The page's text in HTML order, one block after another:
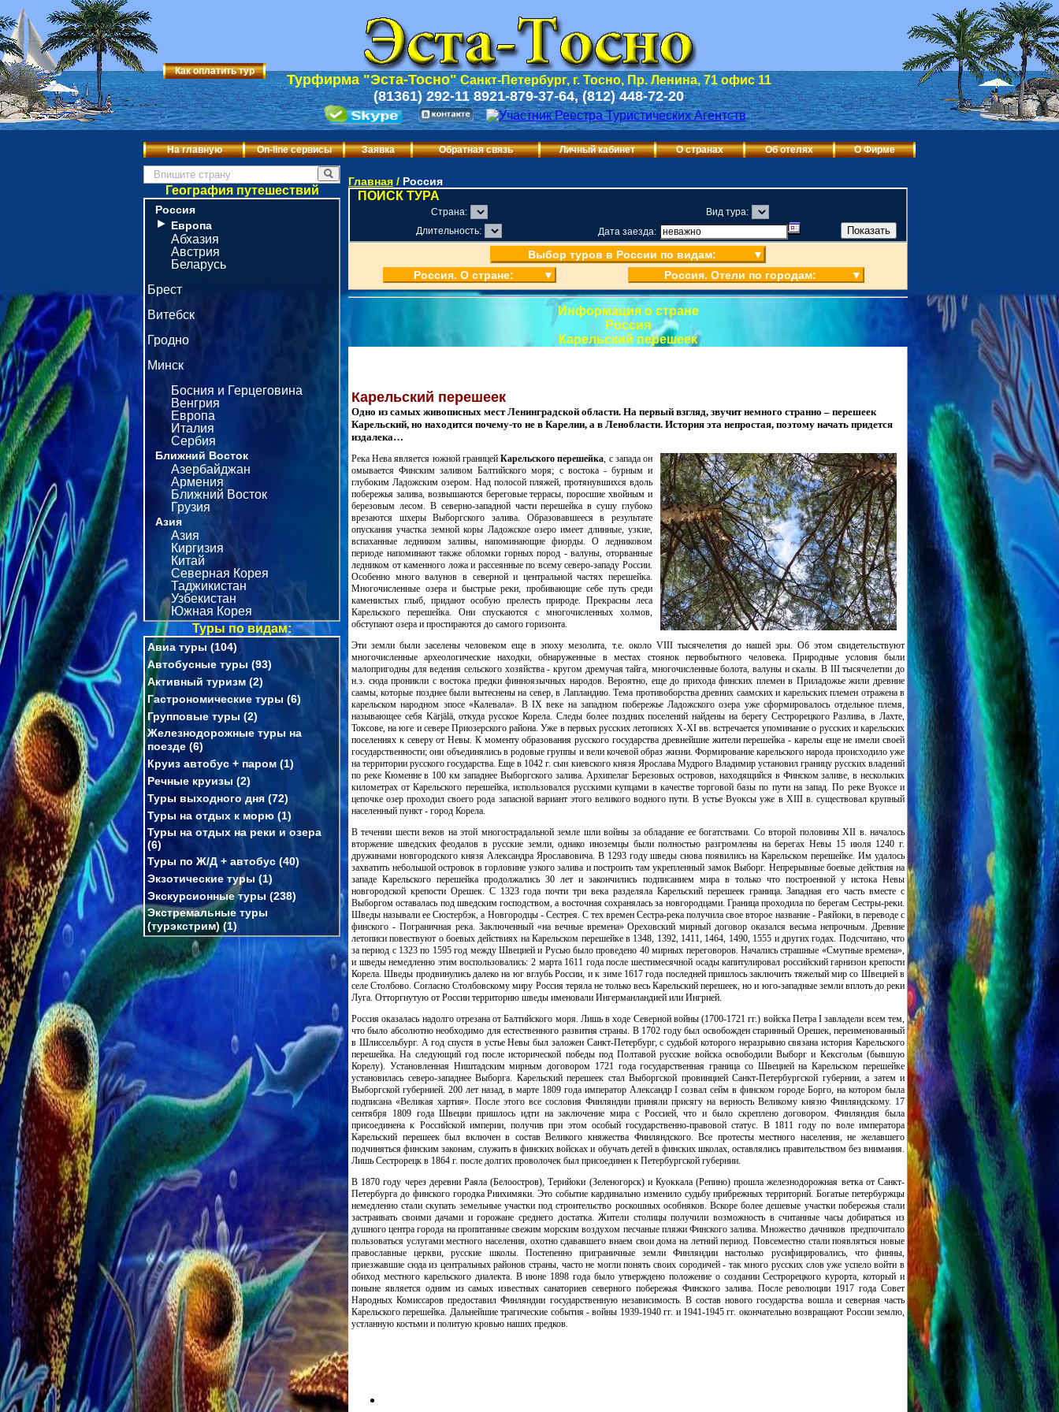
Как оплатить тур
Турфирма "Эста-Тосно" Санкт-Петербург, г. Тосно, Пр. Ленина, 71 офис 11
(81361) 292-11 8921-879-37-64, (812) 448-72-20
На главную On-line сервисы Заявка Обратная связь Личный кабинет О странах Об отелях О Фирме
География путешествий
Россия
► Европа
Абхазия
Австрия
Беларусь
Брест
Витебск
Гродно
Минск
Босния и Герцеговина
Венгрия
Европа
Италия
Сербия
Ближний Восток
Азербайджан
Армения
Ближний Восток
Грузия
Азия
Азия
Киргизия
Китай
Северная Корея
Таджикистан
Узбекистан
Южная Корея
Туры по видам:
Авиа туры (104)
Автобусные туры (93)
Активный туризм (2)
Гастрономические туры (6)
Групповые туры (2)
Железнодорожные туры на
поезде (6)
Круиз автобус + паром (1)
Речные круизы (2)
Туры выходного дня (72)
Туры на отдых к морю (1)
Туры на отдых на реки и озера
(6)
Туры по Ж/Д + автобус (40)
Экзотические туры (1)
Экскурсионные туры (238)
Экстремальные туры
(турэкстрим) (1)
Главная / Россия
ПОИСК ТУРА
Страна:
Вид тура:
Длительность:
Дата заезда:
Выбор туров в России по видам:
▼
Россия. О стране:
▼ Россия. Отели по городам: ▼
Информация о стране
Россия
Карельский перешеек
Карельский перешеек
Одно из самых живописных мест Ленинградской области. На первый взгляд, звучит немного странно – перешеек
Карельский, но находится почему-то не в Карелии, а в Ленобласти. История эта непростая, поэтому начать придется
издалека…
Река Нева является южной границейКарельского перешейка, с запада он
омывается Финским заливом Балтийского моря; с востока - бурным и
глубоким Ладожским озером. Над полосой пляжей, протянувшихся вдоль
побережья залива, возвышаются береговые террасы, поросшие хвойным и
березовым лесом. В северно-западной части перешейка в сушу глубоко
врезаются шхеры Выборгского залива. Образовавшееся в результате
опускания участка земной коры Ладожское озеро имеет длинные, узкие,
вспаханные ледником заливы, напоминающие фиорды. О ледниковом
периоде напоминают также обломки горных пород - валуны, оторванные
ледником от каменного ложа и рассеянные по всему северо-западу России.
Особенно много валунов в северной и центральной частях перешейка.
Многочисленные озера и быстрые реки, пробивающие себе путь среди
каменистых глыб, придают особую прелесть природе. Прекрасны леса
Карельского перешейка. Они спускаются с многочисленных холмов,
обступают озера и простираются до самого горизонта.
Эти земли были заселены человеком еще в эпоху мезолита, т.е. около VIII тысячелетия до нашей эры. Об этом свидетельствуют
многочисленные археологические находки, обнаруженные в местах стоянок первобытного человека. Природные условия были
малопригодны для ведения сельского хозяйства - кругом дремучая тайга, многочисленные болота, валуны и скалы. В III тысячелетии до
н.э. сюда проникли с востока предки финноязычных народов. Вероятно, еще до прихода финских племен в Приладожье жили древние
саамы, которые позднее были вытеснены на север, в Лапландию. Тема противоборства древних саамских и карельских племен отражена в
карельском народном эпосе «Калевала». В IX веке на западном побережье Ладожского озера уже сформировалось отдельное племя,
называющее себя Kärjälä, откуда русское Корела. Следы более поздних поселений найдены на берегу Сестрорецкого Разлива, в Лахте,
Токсове, на юге и севере Приозерского района. Уже в первых русских летописях X-XI вв. встречается упоминание о русских и карельских
поселениях к северу от Невы. К моменту образования русского государства древнейшие жители перешейка - карелы еще не имели своей
государственности; они объединялись в родовые группы и вели кочевой образ жизни. Формирование карельского народа происходило уже
на территории русского государства. Еще в 1042 г. сын киевского князя Ярослава Мудрого Владимир установил границу русских владений
по реке Кюменне в 100 км западнее Выборгского залива. Архипелаг Березовых островов, находящийся в Финском заливе, в нескольких
километрах от Карельского перешейка, использовался русскими купцами в качестве торговой базы по пути на запад. По реке Вуоксе и
цепочке озер проходил своего рода запасной вариант этого великого водного пути. В устье Вуоксы уже в XIII в. существовал крупный
населенный пункт - город Корела.
В течении шести веков на этой многострадальной земле шли войны за обладание ее богатствами. Со второй половины XII в. началось
вторжение шведских феодалов в русские земли, однако иноземцы были полностью разгромлены на берегах Невы 15 июля 1240 г.
дружинами новгородского князя Александра Ярославовича. В 1293 году шведы снова появились на Карельском перешейке. Им удалось
захватить небольшой островок в горловине узкого залива и построить там укрепленный замок Выборг. Непрерывные боевые действия на
западе Карельского перешейка продолжались 30 лет и закончились подписанием мира в только что построенной у истока Невы
новгородской крепости Орешек. С 1323 года почти три века разделяла Карельский перешеек граница. Западная его часть вместе с
Выборгом оставалась под шведским господством, а восточная сохранялась за новгородцами. Граница проходила по берегам Сестры-реки.
Шведы называли ее Сюстербэк, а Новгородцы - Сестрея. С тех времен Сестра-река получила свое второе название - Раяйоки, в переводе с
финского - Пограничная река. Заключенный «на вечные времена» Ореховский мирный договор оказался весьма непрочным. Древние
летописи повествуют о боевых действиях на Карельском перешейке в 1348, 1392, 1411, 1464, 1490, 1555 и других годах. Подсчитано, что
за период с 1323 по 1595 год между Швецией и Русью было проведено 40 мирных переговоров. Начались страшные «Смутные времена»,
и шведы немедленно этим воспользовались: 2 марта 1611 года после шестимесячной осады капитулировал российский гарнизон крепости
Корела. Шведы продвинулись далеко на юг вглубь России, и к зиме 1617 года последней пришлось заключить тяжелый мир со Швецией в
селе Столбово. Согласно Столбовскому миру Россия теряла не только весь Карельский перешеек, но и юго-западные земли вплоть до реки
Луга. Отторгнутую от России территорию шведы именовали Ингерманландией или Ингрией.
Россия оказалась надолго отрезана от Балтийского моря. Лишь в ходе Северной войны (1700-1721 гг.) войска Петра I завладели всем тем,
что было абсолютно необходимо для естественного развития страны. В 1702 году был освобожден старинный Орешек, переименованный
в Шлиссельбург. А год спустя в устье Невы был заложен Санкт-Петербург, с судьбой которого неразрывно связана история Карельского
перешейка. На следующий год после исторической победы под Полтавой русские войска освободили Выборг и Кексгольм (бывшую
Корелу). Установленная Ништадским мирным договором 1721 года государственная граница со Швецией на Карельском перешейке
установилась северо-западнее Выборга. Карельский перешеек стал Выборгской провинцией Санкт-Петербургской губернии, а затем и
Выборгской губернией. 200 лет назад, в марте 1809 года император Александр I созвал сейм в финском городе Борго, на котором была
подписана «Великая хартия». После этого все сословия Финляндии приняли присягу на верность Великому князю Финляндскому. 17
сентября 1809 года Швеции пришлось идти на заключение мира с Россией, что и было скреплено договором. Финляндия была
присоединена к Российской империи, получив при этом особый государственно-правовой статус. В 1811 году по воле императора
Карельский перешеек был включен в состав Великого княжества Финляндского. Все протесты местного населения, не желавшего
подчиняться финским законам, служить в финских войсках и обучать детей в финских школах, оставлялись правительством без внимания.
Лишь Сестрорецк в 1864 г. после долгих проволочек был присоединен к Петербургской губернии.
В 1870 году через деревни Раяла (Белоостров), Терийоки (Зеленогорск) и Куоккала (Репино) прошла железнодорожная ветка от Санкт-
Петербурга до финского городка Риихимяки. Это событие кардинально изменило судьбу прибрежных территорий. Богатые петербуржцы
немедленно стали скупать земельные участки под строительство роскошных особняков. Вскоре более дешевые участки побережья стали
застраивать своими дачами и горожане среднего достатка. Жители столицы получили возможность в считанные часы добираться из
душного центра города на пропитанные свежим морским воздухом песчаные пляжи Финского залива. Множество дачников предпочитало
пользоваться услугами местного населения, охотно сдававшего внаем свои дома на летний период. Повсеместно стали появляться новые
православные церкви, русские школы. Постепенно приграничные земли Финляндии настолько русифицировались, что финны,
приезжавшие сюда из центральных районов страны, часто не могли понять своих сородичей - так много русских слов уже успело войти в
обиход местного карельского диалекта. В июне 1898 года было утверждено положение о создании Сестрорецкого курорта, который и
поныне является одним из самых известных санаториев северного побережья Финского залива. После революции 1917 года Совет
Народных Комиссаров предоставил Финляндии государственную независимость. В состав нового государства вошла и северная часть
Карельского перешейка. Дальнейшие трагические события - войны 1939-1940 гг. и 1941-1945 гг. окончательно возвращают России землю,
устланную костьми и политую кровью наших предков.